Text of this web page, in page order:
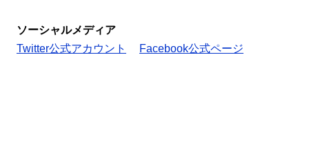
ソーシャルメディア
Twitter公式アカウント
Facebook公式ページ